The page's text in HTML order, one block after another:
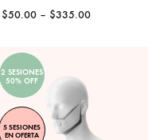
$50.00 – $335.00Price
2 SESIONES
50% OFF
5 SESIONES
EN OFERTA